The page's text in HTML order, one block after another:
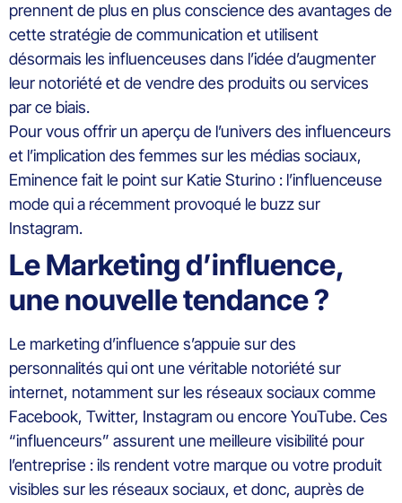
prennent de plus en plus conscience des avantages de
cette stratégie de communication et utilisent
désormais les influenceuses dans l’idée d’augmenter
leur notoriété et de vendre des produits ou services
par ce biais.
Pour vous offrir un aperçu de l’univers des influenceurs
et l’implication des femmes sur les médias sociaux,
Eminence fait le point sur Katie Sturino : l’influenceuse
mode qui a récemment provoqué le buzz sur
Instagram.
Le Marketing d’influence,
une nouvelle tendance ?
Le marketing d’influence s’appuie sur des
personnalités qui ont une véritable notoriété sur
internet, notamment sur les réseaux sociaux comme
Facebook, Twitter, Instagram ou encore YouTube. Ces
“influenceurs” assurent une meilleure visibilité pour
l’entreprise : ils rendent votre marque ou votre produit
visibles sur les réseaux sociaux, et donc, auprès de